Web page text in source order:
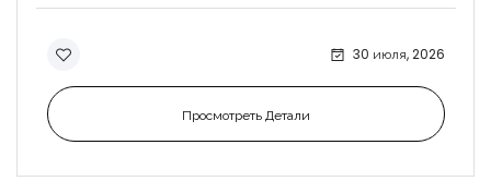
30 июля, 2026
Просмотреть Детали